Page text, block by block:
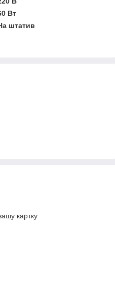
Вт
штатив
картку